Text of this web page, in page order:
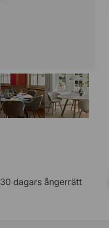
30 dagars ångerrätt